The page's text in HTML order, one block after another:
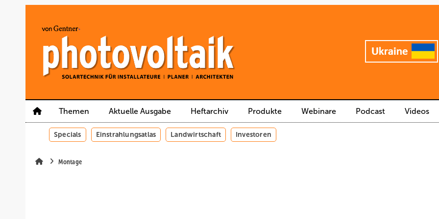
Themen Aktuelle Ausgabe Heftarchiv Produkte Webinare Podcast Videos
Specials Einstrahlungsatlas Landwirtschaft Investoren
Montage